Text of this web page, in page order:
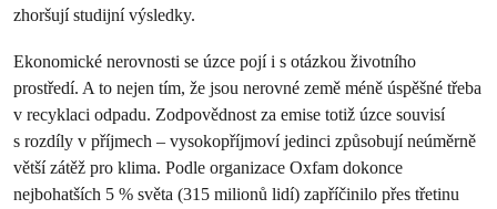
zhoršují studijní výsledky.
Ekonomické nerovnosti se úzce pojí i s otázkou životního
prostředí. A to nejen tím, že jsou nerovné země méně úspěšné třeba
v recyklaci odpadu. Zodpovědnost za emise totiž úzce souvisí
s rozdíly v příjmech – vysokopříjmoví jedinci způsobují neúměrně
větší zátěž pro klima. Podle organizace Oxfam dokonce
nejbohatších 5 % světa (315 milionů lidí) zapříčinilo přes třetinu